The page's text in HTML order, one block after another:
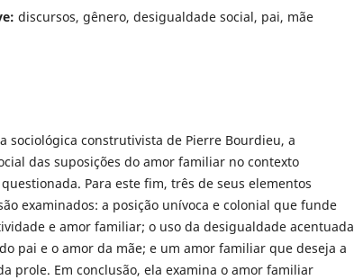
discursos, gênero, desigualdade social, pai, mãe
sociológica construtivista de Pierre Bourdieu, a
das suposições do amor familiar no contexto
Para este fim, três de seus elementos
examinados: a posição unívoca e colonial que funde
e amor familiar; o uso da desigualdade acentuada
pai e o amor da mãe; e um amor familiar que deseja a
prole. Em conclusão, ela examina o amor familiar